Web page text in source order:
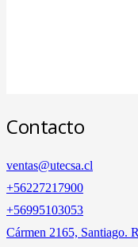
Contacto
ventas@utecsa.cl
+56227217900
‎+56995103053
Cármen 2165, Santiago.